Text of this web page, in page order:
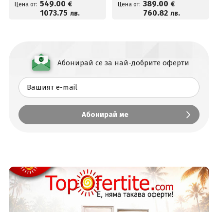
Цена от: 549.00 €
1073.75 лв.
Цена от: 389.00 €
760.82 лв.
Абонирай се за най-добрите оферти